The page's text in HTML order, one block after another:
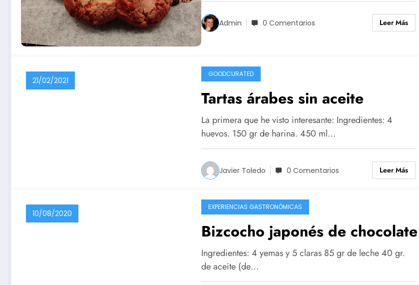
Admin 0 Comentarios Leer Más
21/02/2021
GOODCURATED
Tartas árabes sin aceite
La primera que he visto interesante: Ingredientes: 4
huevos. 150 gr de harina. 450 ml…
Javier Toledo 0 Comentarios Leer Más
10/08/2020
EXPERIENCIAS GASTRONÓMICAS
Bizcocho japonés de chocolate
Ingredientes: 4 yemas y 5 claras 85 gr de leche 40 gr.
de aceite (de…